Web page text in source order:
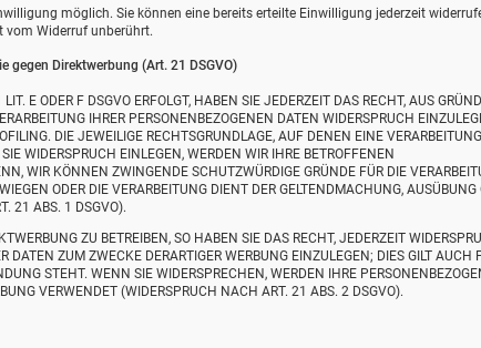
möglich. Sie können eine bereits erteilte Einwilligung jederzeit
vom Widerruf unberührt.
gegen Direktwerbung (Art. 21 DSGVO)
E ODER F DSGVO ERFOLGT, HABEN SIE JEDERZEIT DAS RECHT, AUS
IHRER PERSONENBEZOGENEN DATEN WIDERSPRUCH
DIE JEWEILIGE RECHTSGRUNDLAGE, AUF DENEN EINE VERARBEITUNG
WIDERSPRUCH EINLEGEN, WERDEN WIR IHRE BETROFFENEN
WIR KÖNNEN ZWINGENDE SCHUTZWÜRDIGE GRÜNDE FÜR DIE
ODER DIE VERARBEITUNG DIENT DER GELTENDMACHUNG, AUSÜBUNG
21 ABS. 1 DSGVO).
ZU BETREIBEN, SO HABEN SIE DAS RECHT, JEDERZEIT
DATEN ZUM ZWECKE DERARTIGER WERBUNG EINZULEGEN; DIES GILT AUCH
STEHT. WENN SIE WIDERSPRECHEN, WERDEN IHRE
VERWENDET (WIDERSPRUCH NACH ART. 21 ABS. 2 DSGVO).